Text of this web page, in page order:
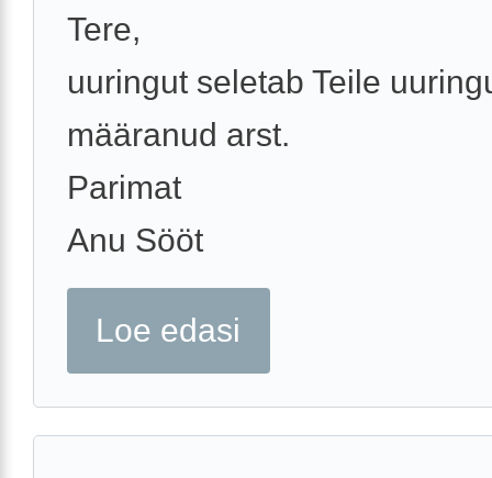
Tere,
uuringut seletab Teile
määranud arst.
Parimat
Anu Sööt
Loe edasi